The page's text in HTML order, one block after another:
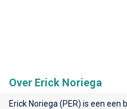
Over Erick Noriega
Erick Noriega (PER) is een